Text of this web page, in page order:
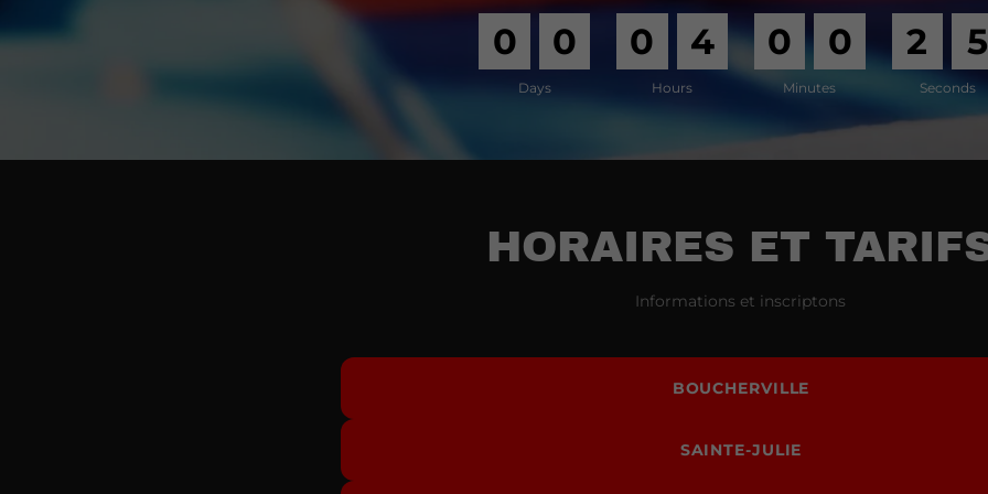
0 0
Days
0 4
Hours
0 0
Minutes
2
Seconds
HORAIRES ET
Informations et inscriptons
BOUCHERVILLE
SAINTE-JULIE